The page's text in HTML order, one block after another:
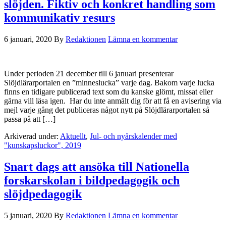
slöjden. Fiktiv och konkret handling som
kommunikativ resurs
6 januari, 2020 By Redaktionen Lämna en kommentar
Under perioden 21 december till 6 januari presenterar
Slöjdlärarportalen en ”minneslucka” varje dag. Bakom varje lucka
finns en tidigare publicerad text som du kanske glömt, missat eller
gärna vill läsa igen. Har du inte anmält dig för att få en avisering via
mejl varje gång det publiceras något nytt på Slöjdlärarportalen så
passa på att […]
Arkiverad under: Aktuellt, Jul- och nyårskalender med
"kunskapsluckor", 2019
Snart dags att ansöka till Nationella
forskarskolan i bildpedagogik och
slöjdpedagogik
5 januari, 2020 By Redaktionen Lämna en kommentar